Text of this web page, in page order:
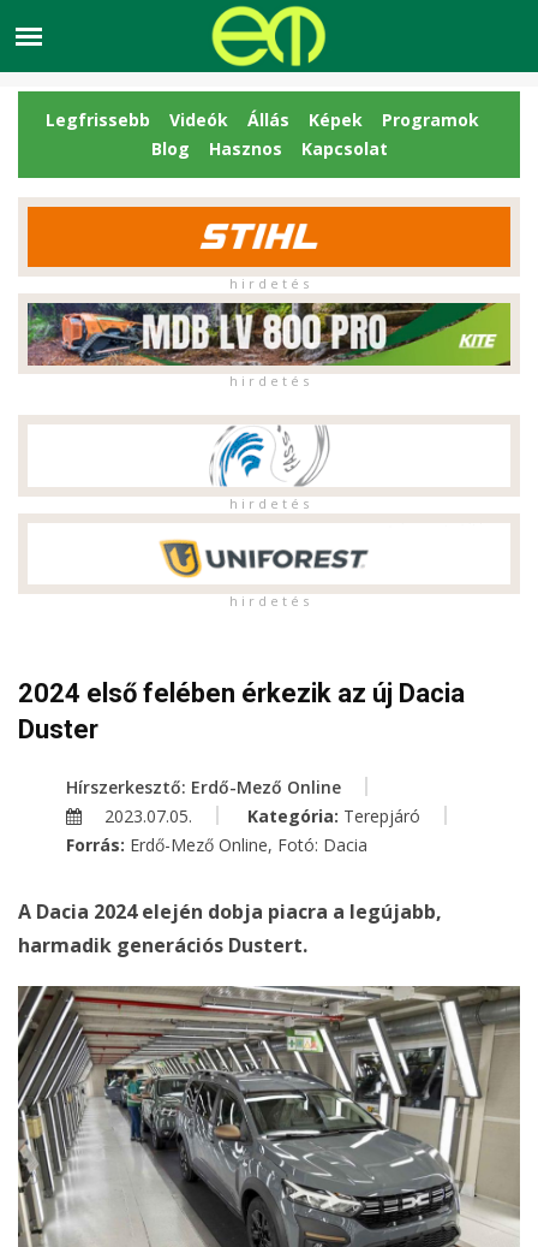
Legfrissebb Videók Állás Képek
Programok
Blog
Hasznos Kapcsolat
h i r d e t é s
h i r d e t é s
h i r d e t é s
h i r d e t é s
2024 első felében érkezik az új Dacia
Duster
Hírszerkesztő: Erdő-Mező Online
2023.07.05.
Kategória: Terepjáró
Forrás: Erdő-Mező Online, Fotó: Dacia
A Dacia 2024 elején dobja piacra a legújabb,
harmadik generációs Dustert.